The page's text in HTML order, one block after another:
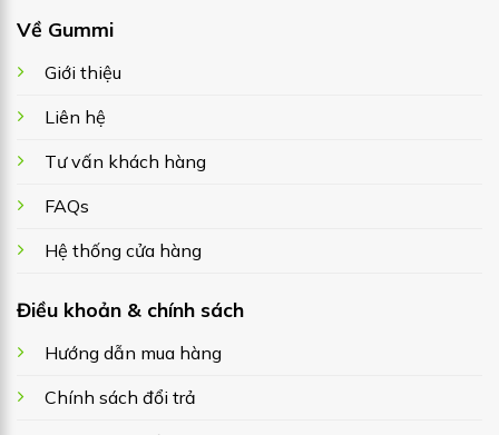
Về Gummi
Giới thiệu
Liên hệ
Tư vấn khách hàng
FAQs
Hệ thống cửa hàng
Điều khoản & chính sách
Hướng dẫn mua hàng
Chính sách đổi trả